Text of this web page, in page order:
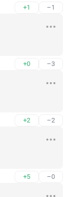
+1 –1
+0 –3
+2 –2
+5 –0